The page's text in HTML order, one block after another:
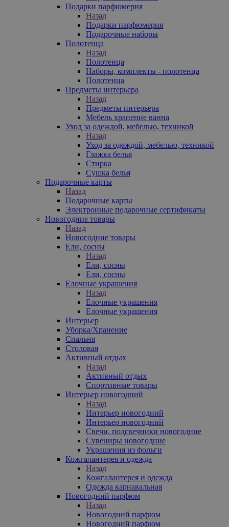
Подарки парфюмерия
Назад
Подарки парфюмерия
Подарочные наборы
Полотенца
Назад
Полотенца
Наборы, комплекты - полотенца
Полотенца
Предметы интерьера
Назад
Предметы интерьера
Мебель хранение ванна
Уход за одеждой, мебелью, техникой
Назад
Уход за одеждой, мебелью, техникой
Глажка белья
Стирка
Сушка белья
Подарочные карты
Назад
Подарочные карты
Электронные подарочные сертификаты
Новогодние товары
Назад
Новогодние товары
Ели, сосны
Назад
Ели, сосны
Ели, сосны
Елочные украшения
Назад
Елочные украшения
Елочные украшения
Интерьер
Уборка/Хранение
Спальня
Столовая
Активный отдых
Назад
Активный отдых
Спортивные товары
Интерьер новогодний
Назад
Интерьер новогодний
Интерьер новогодний
Свечи, подсвечники новогодние
Сувениры новогодние
Украшения из фольги
Кожгалантерея и одежда
Назад
Кожгалантерея и одежда
Одежда карнавальная
Новогодний парфюм
Назад
Новогодний парфюм
Новогодний парфюм